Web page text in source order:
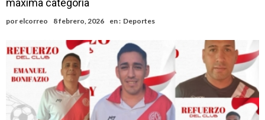
impacto real en la región
Cañada del Ucle se prepara para la 5ª edición de la Expo Dose
Distinguieron a Ramiro Maldonado, el campeón juvenil de malambo
de Los Quirquinchos
Villada: evalúan obras preventivas ante posibles lluvias intensas
máxima categoría
por elcorreo 8 febrero, 2026 en : Deportes